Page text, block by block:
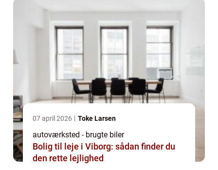
07 april 2026 Toke Larsen
autoværksted - brugte biler
Bolig til leje i Viborg: sådan finder du
den rette lejlighed